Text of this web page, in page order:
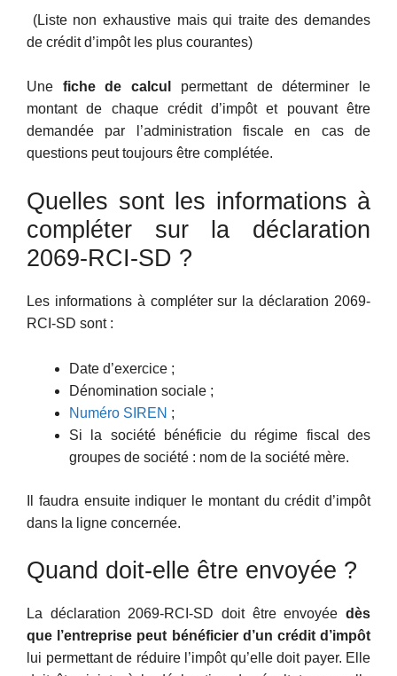
(Liste non exhaustive mais qui traite des demandes
de crédit d’impôt les plus courantes)
Une fiche de calcul
permettant de déterminer le
montant de chaque crédit d’impôt et pouvant être
demandée par l’administration fiscale en cas de
questions peut toujours être complétée.
Quelles sont les informations à
compléter sur la déclaration
2069-RCI-SD ?
Les informations à compléter sur la déclaration 2069-
RCI-SD sont :
Date d’exercice ;
Dénomination sociale ;
Numéro SIREN ;
Si la société bénéficie du régime fiscal des
groupes de société : nom de la société mère.
Il faudra ensuite indiquer le montant du crédit d’impôt
dans la ligne concernée.
Quand doit-elle être envoyée ?
La déclaration 2069-RCI-SD doit être envoyée dès
que l’entreprise peut bénéficier d’un crédit d’impôt
lui permettant de réduire l’impôt qu’elle doit payer. Elle